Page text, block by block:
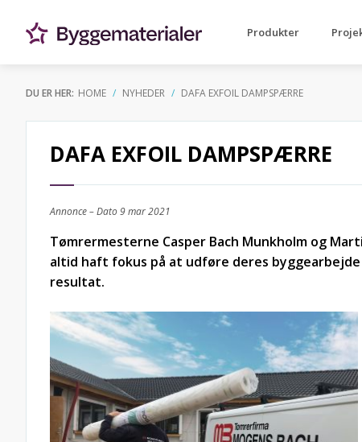
Produkter
DU ER HER: HOME NYHEDER DAFA EXFOIL DAMPSPÆRRE
DAFA EXFOIL DAMPSPÆRRE
Annonce – Dato9 mar 2021
Tømrermesterne Casper Bach Munkholm og
altid haft fokus på at udføre deres
resultat.